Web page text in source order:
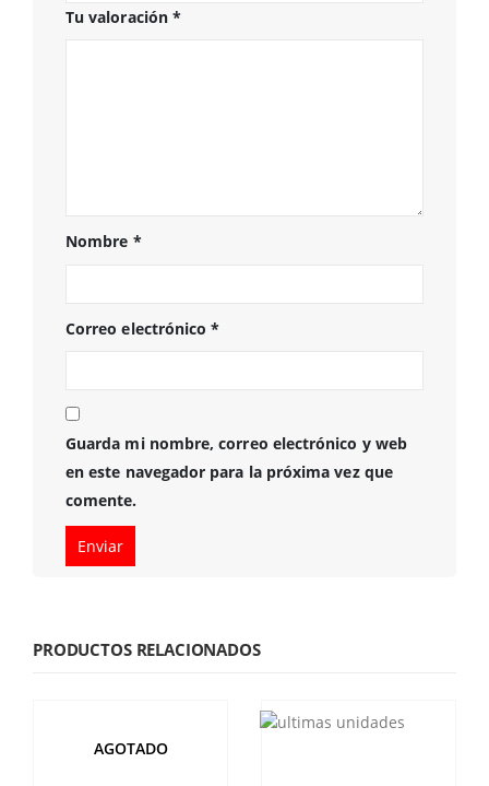
Tu valoración *
Nombre *
Correo electrónico*
Guarda mi nombre, correo electrónico y web
en este navegador para la próxima vez que
comente.
PRODUCTOS RELACIONADOS
AGOTADO